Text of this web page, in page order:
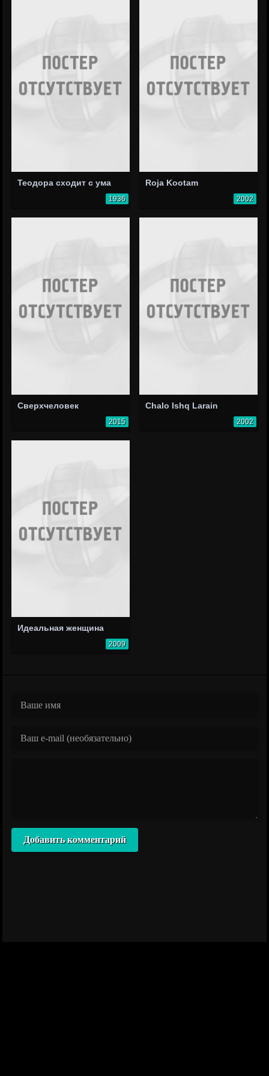
Теодора сходит с ума
1936
Roja Kootam
2002
Сверхчеловек
2015
Chalo Ishq Larain
2002
Идеальная женщина
2009
Добавить комментарий